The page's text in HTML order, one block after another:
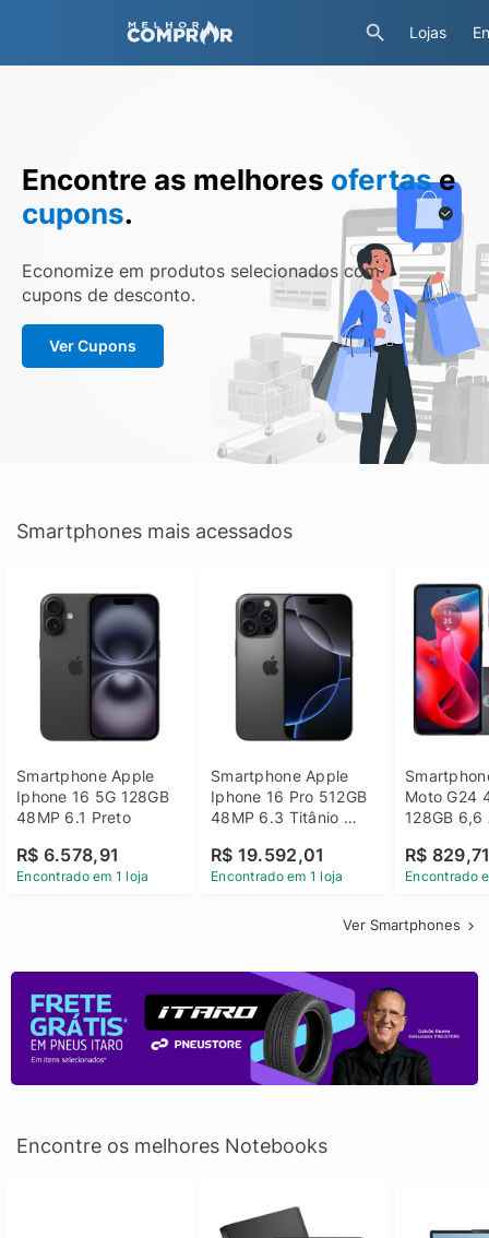
Lojas
Encontre as melhores ofertase
cupons.
Economize em produtos selecionados com
cupons de desconto.
Ver Cupons
Smartphones mais acessados
Smartphone Apple
Iphone 16 5G 128GB
48MP 6.1 Preto
R$ 6.578,91
Encontrado em 1 loja
Smartphone Apple
Iphone 16 Pro 512GB
48MP 6.3 Titânio
R$ 19.592,01
Encontrado em 1 loja
Moto G24
128GB 6,6
R$
Encontrado
Ver Smartphones
Encontre os melhores Notebooks